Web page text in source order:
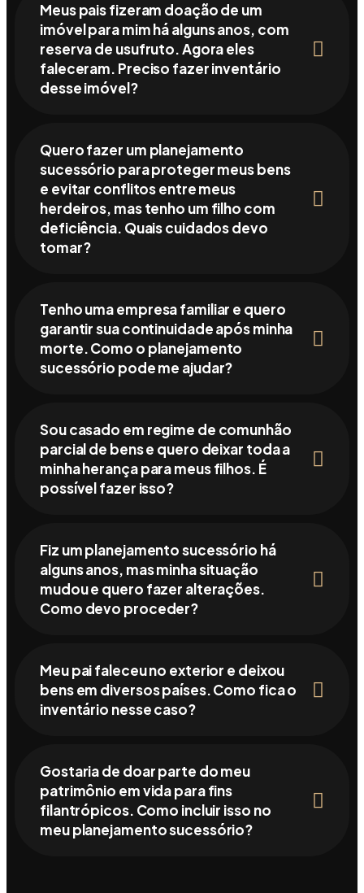
Meus pais fizeram doação de um
imóvel para mim há alguns anos, com
reserva de usufruto. Agora eles
faleceram. Preciso fazer inventário
desse imóvel?
Quero fazer um planejamento
sucessório para proteger meus bens
e evitar conflitos entre meus
herdeiros, mas tenho um filho com
deficiência. Quais cuidados devo
tomar?
Tenho uma empresa familiar e quero
garantir sua continuidade após minha
morte. Como o planejamento
sucessório pode me ajudar?
Sou casado em regime de comunhão
parcial de bens e quero deixar toda a
minha herança para meus filhos. É
possível fazer isso?
Fiz um planejamento sucessório há
alguns anos, mas minha situação
mudou e quero fazer alterações.
Como devo proceder?
Meu pai faleceu no exterior e deixou
bens em diversos países. Como fica o
inventário nesse caso?
Gostaria de doar parte do meu
patrimônio em vida para fins
filantrópicos. Como incluir isso no
meu planejamento sucessório?